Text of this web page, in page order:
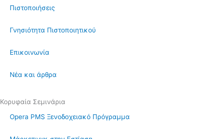
Πιστοποιήσεις
Γνησιότητα Πιστοποιητικού
Επικοινωνία
Νέα και άρθρα
Κορυφαία Σεμινάρια
Opera PMS Ξενοδοχειακό Πρόγραμμα